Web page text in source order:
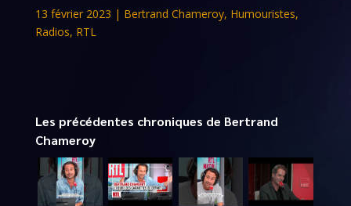
13 février 2023 | Bertrand Chameroy, Humouristes,
Radios, RTL
Les précédentes chroniques de Bertrand
Chameroy